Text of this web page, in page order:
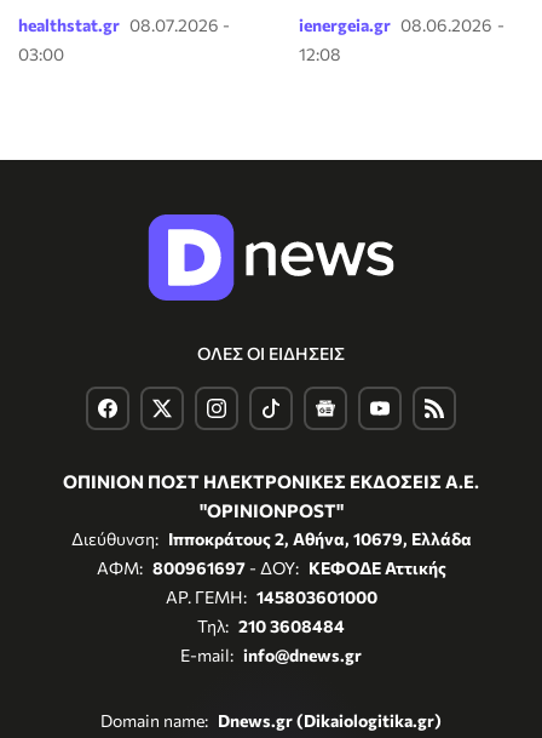
healthstat.gr 08.07.2026 -
03:00
ienergeia.gr 08.06.2026 -
12:08
ΟΛΕΣ ΟΙ ΕΙΔΗΣΕΙΣ
ΟΠΙΝΙΟΝ ΠΟΣΤ ΗΛΕΚΤΡΟΝΙΚΕΣ ΕΚΔΟΣΕΙΣ Α.Ε.
"OPINIONPOST"
Διεύθυνση: Ιπποκράτους 2, Αθήνα, 10679, Ελλάδα
ΑΦΜ: 800961697- ΔΟΥ: ΚΕΦΟΔΕ Αττικής
ΑΡ. ΓΕΜΗ: 145803601000
Τηλ: 210 3608484
E-mail: info@dnews.gr
Domain name: Dnews.gr (Dikaiologitika.gr)